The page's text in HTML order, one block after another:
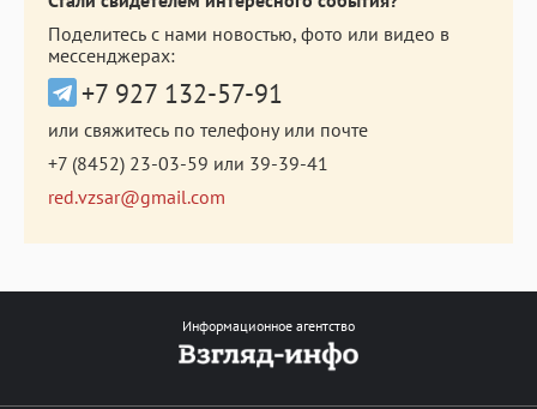
Поделитесь с нами новостью, фото или видео в
мессенджерах:
+7 927 132-57-91
или свяжитесь по телефону или почте
+7 (8452) 23-03-59 или 39-39-41
red.vzsar@gmail.com
Информационное агентство